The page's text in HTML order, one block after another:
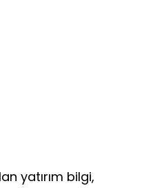
yatırım bilgi,